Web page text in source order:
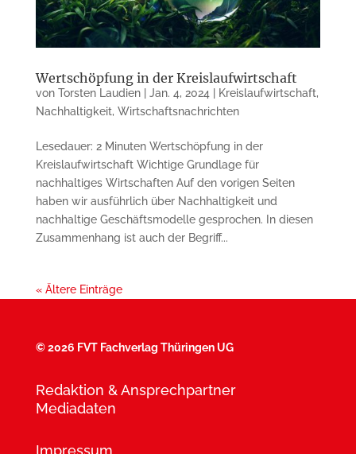
Wertschöpfung in der Kreislaufwirtschaft
von Torsten Laudien| Jan. 4, 2024 | Kreislaufwirtschaft,
Nachhaltigkeit, Wirtschaftsnachrichten
Lesedauer: 2 Minuten Wertschöpfung in der
Kreislaufwirtschaft Wichtige Grundlage für
nachhaltiges Wirtschaften Auf den vorigen Seiten
haben wir ausführlich über Nachhaltigkeit und
nachhaltige Geschäftsmodelle gesprochen. In diesen
Zusammenhang ist auch der Begriff...
« Ältere Einträge
©2026 FVT Fachverlag Thüringen UG
Redaktion & Ansprechpartner
Mediadaten
Impressum